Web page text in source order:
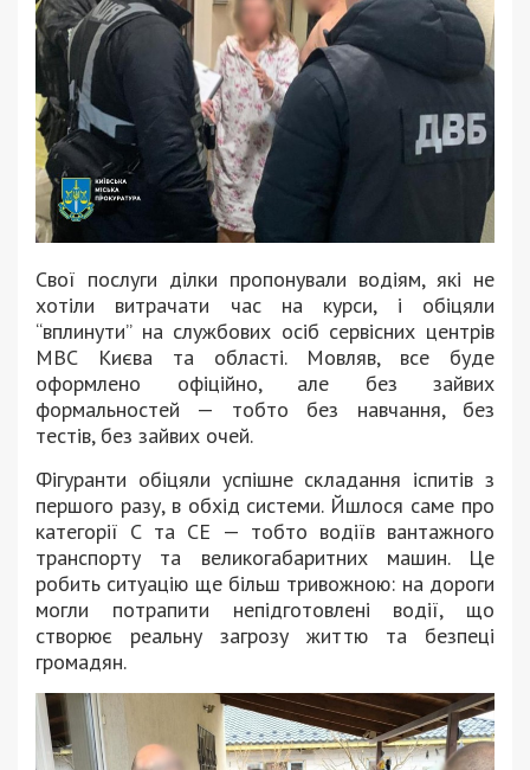
Свої послуги ділки пропонували водіям, які не
хотіли витрачати час на курси, і обіцяли
“вплинути” на службових осіб сервісних центрів
МВС Києва та області. Мовляв, все буде
оформлено офіційно, але без зайвих
формальностей — тобто без навчання, без
тестів, без зайвих очей.
Фігуранти обіцяли успішне складання іспитів з
першого разу, в обхід системи. Йшлося саме про
категорії С та СЕ — тобто водіїв вантажного
транспорту та великогабаритних машин. Це
робить ситуацію ще більш тривожною: на дороги
могли потрапити непідготовлені водії, що
створює реальну загрозу життю та безпеці
громадян.